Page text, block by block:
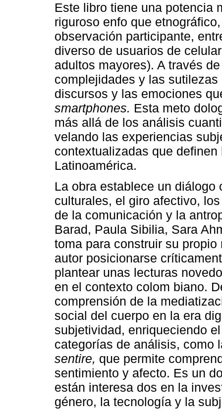
Este libro tiene una potencia
riguroso enfo que
observación participante,
diverso de usuarios de
adultos mayores). A través
complejidades y las
discursos y las emociones
smartphones. Esta meto
más allá de los análisis
velando las experiencias
contextualizadas que
Latinoamérica.
La obra establece un
culturales, el giro afectivo,
de la comunicación y la
Barad, Paula Sibilia, Sara
toma para construir su
autor posicionarse
plantear unas lecturas
en el contexto colom biano.
comprensión de la
social del cuerpo en la era
subjetividad, enriqueciendo
categorías de análisis, como
sentire, que permite
sentimiento y afecto. Es un
están interesa dos en la
género, la tecnología y la